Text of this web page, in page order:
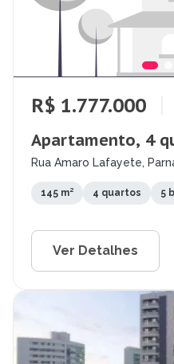
R$ 1.777.000
Apartamento, 4
Rua Amaro Lafayete,
145 m² 4 quartos 5
Ver Detalhes